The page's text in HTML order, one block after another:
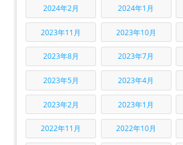
2024年2月 2024年1月
2023年11月 2023年10月
2023年8月 2023年7月
2023年5月 2023年4月
2023年2月 2023年1月
2022年11月 2022年10月